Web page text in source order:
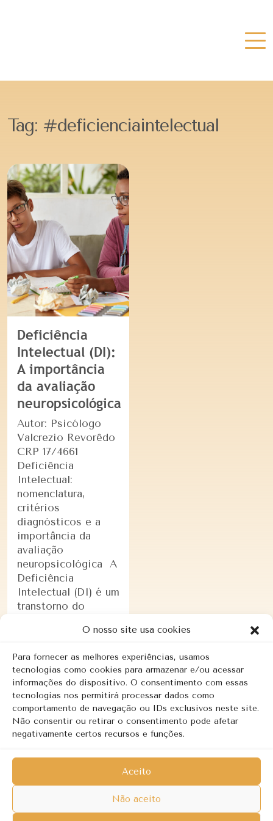
O nosso site usa cookies
Para fornecer as melhores experiências, usamos
tecnologias como cookies para armazenar e/ou acessar
informações do dispositivo. O consentimento com essas
tecnologias nos permitirá processar dados como
comportamento de navegação ou IDs exclusivos neste site.
Não consentir ou retirar o consentimento pode afetar
negativamente certos recursos e funções.
Aceito
Não aceito
Tag: #deficienciaintelectual
Deficiência
Intelectual (DI):
A importância
da avaliação
neuropsicológica
Autor: Psicólogo
Valcrezio Revorêdo
CRP 17/4661
Deficiência
Intelectual:
nomenclatura,
critérios
diagnósticos e a
importância da
avaliação
neuropsicológica A
Deficiência
Intelectual (DI) é um
transtorno do
caracterizado por
significativas …
LEIA MAIS
Copyright © 2026 | Revalorizar - Psicologia Clínica. Todos os